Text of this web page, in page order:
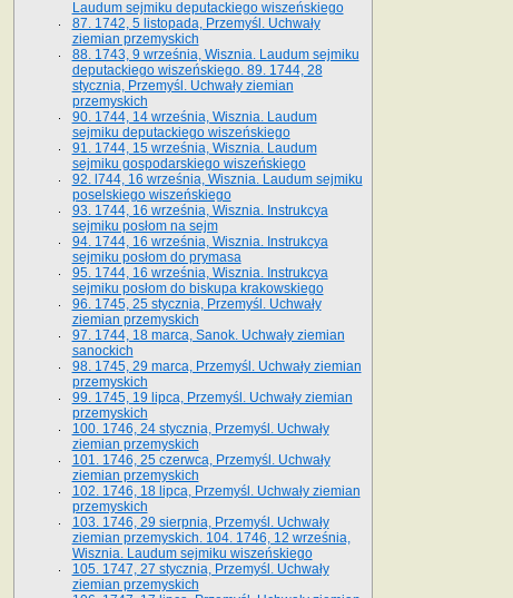
Laudum sejmiku deputackiego wiszeńskiego
87. 1742, 5 listopada, Przemyśl. Uchwały
ziemian przemyskich
88. 1743, 9 września, Wisznia. Laudum sejmiku
deputackiego wiszeńskiego. 89. 1744, 28
stycznia, Przemyśl. Uchwały ziemian
przemyskich
90. 1744, 14 września, Wisznia. Laudum
sejmiku deputackiego wiszeńskiego
91. 1744, 15 września, Wisznia. Laudum
sejmiku gospodarskiego wiszeńskiego
92. l744, 16 września, Wisznia. Laudum sejmiku
poselskiego wiszeńskiego
93. 1744, 16 września, Wisznia. Instrukcya
sejmiku posłom na sejm
94. 1744, 16 września, Wisznia. Instrukcya
sejmiku posłom do prymasa
95. 1744, 16 września, Wisznia. Instrukcya
sejmiku posłom do biskupa krakowskiego
96. 1745, 25 stycznia, Przemyśl. Uchwały
ziemian przemyskich
97. 1744, 18 marca, Sanok. Uchwały ziemian
sanockich
98. 1745, 29 marca, Przemyśl. Uchwały ziemian
przemyskich
99. 1745, 19 lipca, Przemyśl. Uchwały ziemian
przemyskich
100. 1746, 24 stycznia, Przemyśl. Uchwały
ziemian przemyskich
101. 1746, 25 czerwca, Przemyśl. Uchwały
ziemian przemyskich
102. 1746, 18 lipca, Przemyśl. Uchwały ziemian
przemyskich
103. 1746, 29 sierpnia, Przemyśl. Uchwały
ziemian przemyskich. 104. 1746, 12 września,
Wisznia. Laudum sejmiku wiszeńskiego
105. 1747, 27 stycznia, Przemyśl. Uchwały
ziemian przemyskich